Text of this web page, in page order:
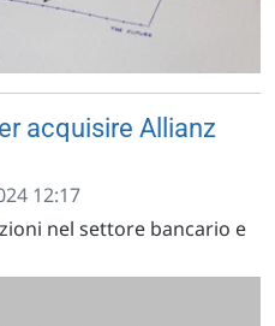
acquisire Allianz
12:17
nel settore bancario e